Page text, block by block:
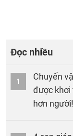
Đọc nhiều
1
Chuyển
được khơi
hơn người!